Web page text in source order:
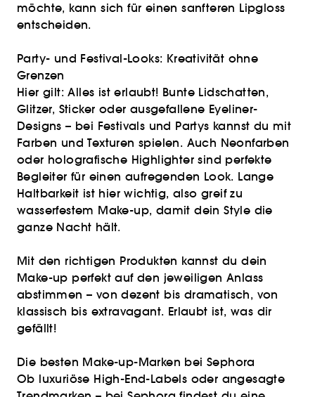
möchte, kann sich für einen sanfteren Lipgloss
entscheiden.
Party- und Festival-Looks: Kreativität ohne
Grenzen
Hier gilt: Alles ist erlaubt! Bunte Lidschatten,
Glitzer, Sticker oder ausgefallene Eyeliner-
Designs – bei Festivals und Partys kannst du mit
Farben und Texturen spielen. Auch Neonfarben
oder holografische Highlighter sind perfekte
Begleiter für einen aufregenden Look. Lange
Haltbarkeit ist hier wichtig, also greif zu
wasserfestem Make-up, damit dein Style die
ganze Nacht hält.
Mit den richtigen Produkten kannst du dein
Make-up perfekt auf den jeweiligen Anlass
abstimmen – von dezent bis dramatisch, von
klassisch bis extravagant. Erlaubt ist, was dir
gefällt!
Die besten Make-up-Marken bei Sephora
Ob luxuriöse High-End-Labels oder angesagte